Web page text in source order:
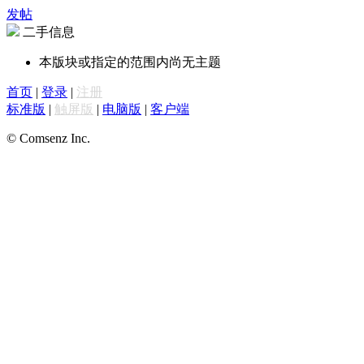
发帖
二手信息
本版块或指定的范围内尚无主题
首页 | 登录 | 注册
标准版 | 触屏版 | 电脑版 | 客户端
© Comsenz Inc.